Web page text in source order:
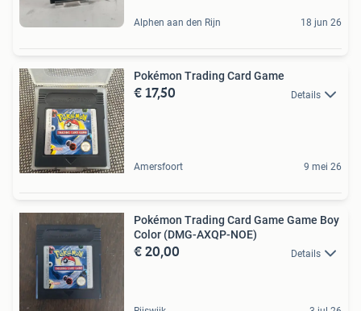
Alphen aan den Rijn 18 jun 26
Pokémon Trading Card Game
€ 17,50 Details
Amersfoort 9 mei 26
Pokémon Trading Card Game Game Boy
Color (DMG-AXQP-NOE)
€ 20,00 Details